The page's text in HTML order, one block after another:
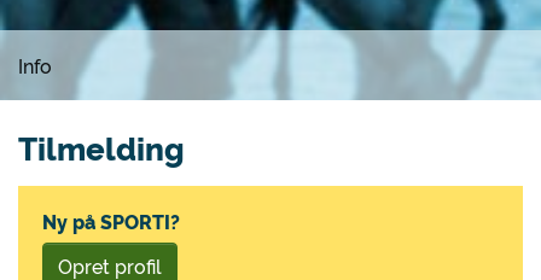
Info
Tilmelding
Ny på SPORTI?
Opret profil